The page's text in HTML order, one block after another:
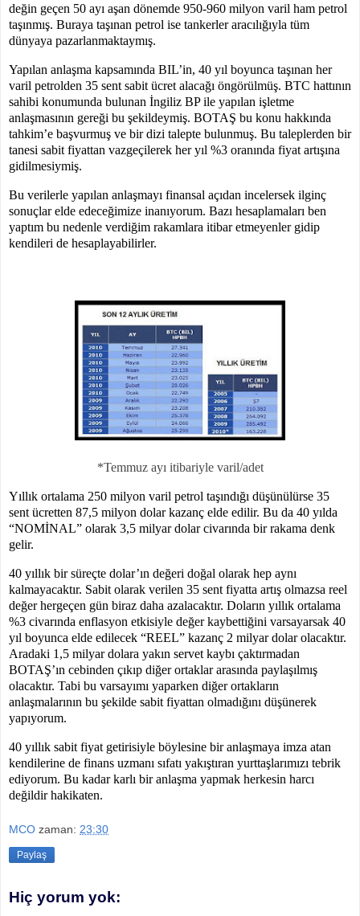
değin geçen 50 ayı aşan dönemde 950-960 milyon varil ham petrol
taşınmış. Buraya taşınan petrol ise tankerler aracılığıyla tüm
dünyaya pazarlanmaktaymış.
Yapılan anlaşma kapsamında BIL’in, 40 yıl boyunca taşınan her
varil petrolden 35 sent sabit ücret alacağı öngörülmüş. BTC hattının
sahibi konumunda bulunan İngiliz BP ile yapılan işletme
anlaşmasının gereği bu şekildeymiş. BOTAŞ bu konu hakkında
tahkim’e başvurmuş ve bir dizi talepte bulunmuş. Bu taleplerden bir
tanesi sabit fiyattan vazgeçilerek her yıl %3 oranında fiyat artışına
gidilmesiymiş.
Bu verilerle yapılan anlaşmayı finansal açıdan incelersek ilginç
sonuçlar elde edeceğimize inanıyorum. Bazı hesaplamaları ben
yaptım bu nedenle verdiğim rakamlara itibar etmeyenler gidip
kendileri de hesaplayabilirler.
*Temmuz ayı itibariyle varil/adet
Yıllık ortalama 250 milyon varil petrol taşındığı düşünülürse 35
sent ücretten 87,5 milyon dolar kazanç elde edilir. Bu da 40 yılda
“NOMİNAL” olarak 3,5 milyar dolar civarında bir rakama denk
gelir.
40 yıllık bir süreçte dolar’ın değeri doğal olarak hep aynı
kalmayacaktır. Sabit olarak verilen 35 sent fiyatta artış olmazsa reel
değer hergeçen gün biraz daha azalacaktır. Doların yıllık ortalama
%3 civarında enflasyon etkisiyle değer kaybettiğini varsayarsak 40
yıl boyunca elde edilecek “REEL” kazanç 2 milyar dolar olacaktır.
Aradaki 1,5 milyar dolara yakın servet kaybı çaktırmadan
BOTAŞ’ın cebinden çıkıp diğer ortaklar arasında paylaşılmış
olacaktır. Tabi bu varsayımı yaparken diğer ortakların
anlaşmalarının bu şekilde sabit fiyattan olmadığını düşünerek
yapıyorum.
40 yıllık sabit fiyat getirisiyle böylesine bir anlaşmaya imza atan
kendilerine de finans uzmanı sıfatı yakıştıran yurttaşlarımızı tebrik
ediyorum. Bu kadar karlı bir anlaşma yapmak herkesin harcı
değildir hakikaten.
MCO zaman: 23:30
Paylaş
Hiç yorum yok: